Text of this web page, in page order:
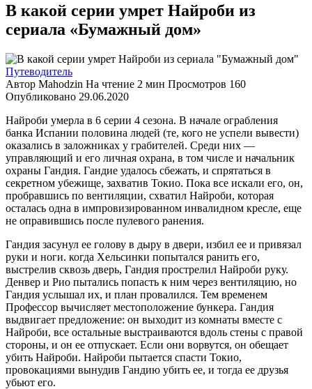
В какой серии умрет Найроби из
сериала «Бумажный дом»
Путеводитель
Автор Mahodzin На чтение 2 мин Просмотров 160
Опубликовано 29.06.2020
Найроби умерла в 6 серии 4 сезона. В начале ограбления
банка Испании половина людей (те, кого не успели вывести)
оказались в заложниках у грабителей. Среди них —
управляющий и его личная охрана, в том числе и начальник
охраны Гандия. Гандие удалось сбежать, и спрятаться в
секретном убежище, захватив Токио. Пока все искали его, он,
пробравшись по вентиляции, схватил Найроби, которая
осталась одна в импровизированном инвалидном кресле, еще
не оправившись после пулевого ранения.
Гандия засунул ее голову в дыру в двери, избил ее и привязал
руки и ноги. когда Хельсинки попытался ранить его,
выстрелив сквозь дверь, Гандия прострелил Найроби руку.
Денвер и Рио пытались попасть к ним через вентиляцию, но
Гандия услышал их, и план провалился. Тем временем
Профессор вычисляет местоположение бункера. Гандия
выдвигает предложение: он выходит из комнаты вместе с
Найроби, все остальные выстраиваются вдоль стены с правой
стороны, и он ее отпускает. Если они ворвутся, он обещает
убить Найроби. Найроби пытается спасти Токио,
провокациями вынудив Гандию убить ее, и тогда ее друзья
убьют его.